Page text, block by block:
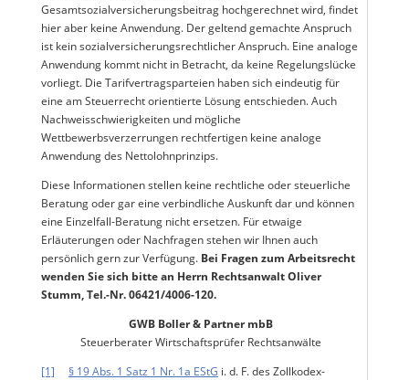
Gesamtsozialversicherungsbeitrag hochgerechnet wird, findet
hier aber keine Anwendung. Der geltend gemachte Anspruch
ist kein sozialversicherungsrechtlicher Anspruch. Eine analoge
Anwendung kommt nicht in Betracht, da keine Regelungslücke
vorliegt. Die Tarifvertragsparteien haben sich eindeutig für
eine am Steuerrecht orientierte Lösung entschieden. Auch
Nachweisschwierigkeiten und mögliche
Wettbewerbsverzerrungen rechtfertigen keine analoge
Anwendung des Nettolohnprinzips.
Diese Informationen stellen keine rechtliche oder steuerliche
Beratung oder gar eine verbindliche Auskunft dar und können
eine Einzelfall-Beratung nicht ersetzen. Für etwaige
Erläuterungen oder Nachfragen stehen wir Ihnen auch
persönlich gern zur Verfügung. Bei Fragen zum Arbeitsrecht
wenden Sie sich bitte an Herrn Rechtsanwalt Oliver
Stumm, Tel.-Nr. 06421/4006-120.
GWB Boller & Partner mbB
Steuerberater Wirtschaftsprüfer Rechtsanwälte
[1]
§ 19 Abs. 1 Satz 1 Nr. 1a EStG i. d. F. des Zollkodex-